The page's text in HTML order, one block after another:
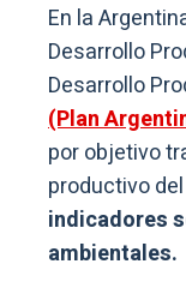
En la
Desarrollo
Desarrollo
(Plan
por objetivo
productivo
indicadores
ambientales.